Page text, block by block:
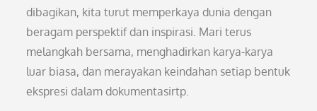
dibagikan, kita turut memperkaya dunia dengan
beragam perspektif dan inspirasi. Mari terus
melangkah bersama, menghadirkan karya-karya
luar biasa, dan merayakan keindahan setiap bentuk
ekspresi dalam dokumentasirtp.